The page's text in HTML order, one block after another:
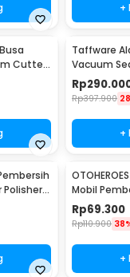
+
Cutter
Taffware
Vacuum
Machine
Rp
Rp397.900
+
Polisher
Mobil
Kit 14PCS -
Rp69.300
Rp110.900
+